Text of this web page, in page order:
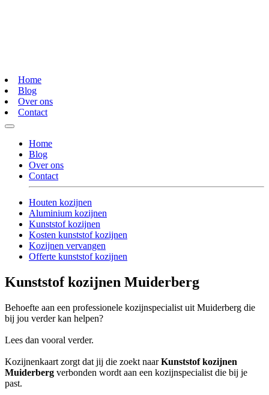
Home
Blog
Over ons
Contact
Home
Blog
Over ons
Contact
Houten kozijnen
Aluminium kozijnen
Kunststof kozijnen
Kosten kunststof kozijnen
Kozijnen vervangen
Offerte kunststof kozijnen
Kunststof kozijnen Muiderberg
Behoefte aan een professionele kozijnspecialist uit Muiderberg die
bij jou verder kan helpen?
Lees dan vooral verder.
Kozijnenkaart zorgt dat jij die zoekt naarKunststof kozijnen
Muiderberg verbonden wordt aan een kozijnspecialist die bij je
past.